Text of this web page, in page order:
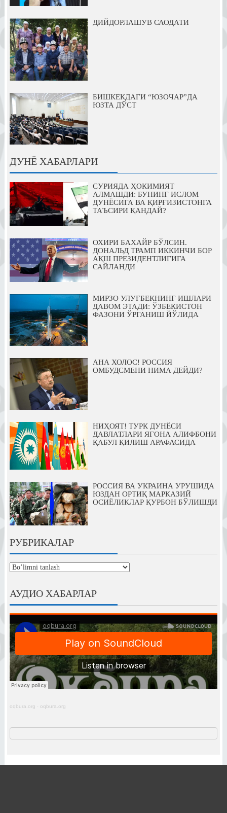
ДИЙДОРЛАШУВ САОДАТИ
БИШКЕКДАГИ “ЮЗОЧАР”ДА
ЮЗТА ДЎСТ
ДУНЁ ХАБАРЛАРИ
СУРИЯДА ҲОКИМИЯТ
АЛМАШДИ: БУНИНГ ИСЛОМ
ДУНЁСИГА ВА ҚИРҒИЗИСТОНГА
ТАЪСИРИ ҚАНДАЙ?
ОХИРИ БАХАЙР БЎЛСИН.
ДОНАЛЬД ТРАМП ИККИНЧИ БОР
АҚШ ПРЕЗИДЕНТЛИГИГА
САЙЛАНДИ
МИРЗО УЛУҒБЕКНИНГ ИШЛАРИ
ДАВОМ ЭТАДИ: ЎЗБЕКИСТОН
ФАЗОНИ ЎРГАНИШ ЙЎЛИДА
АНА ХОЛОС! РОССИЯ
ОМБУДСМЕНИ НИМА ДЕЙДИ?
НИҲОЯТ! ТУРК ДУНЁСИ
ДАВЛАТЛАРИ ЯГОНА АЛИФБОНИ
ҚАБУЛ ҚИЛИШ АРАФАСИДА
РОССИЯ ВА УКРАИНА УРУШИДА
ЮЗДАН ОРТИҚ МАРКАЗИЙ
ОСИЁЛИКЛАР ҚУРБОН БЎЛИШДИ
РУБРИКАЛАР
рубрикалар
АУДИО ХАБАРЛАР
oqbura.org · oqbura.org